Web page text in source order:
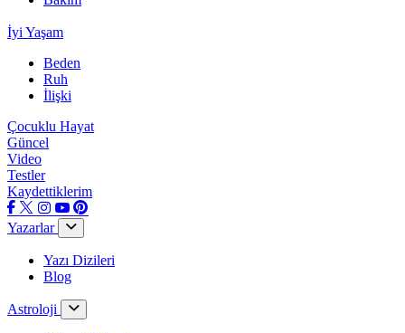
İyi Yaşam
Beden
Ruh
İlişki
Çocuklu Hayat
Güncel
Video
Testler
Kaydettiklerim
Yazarlar
Yazı Dizileri
Blog
Astroloji